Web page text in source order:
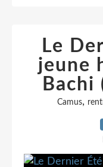
Le
jeune
Bachi
Camus,